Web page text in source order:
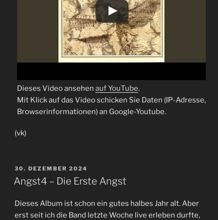
Dieses Video ansehen auf YouTube.
Mit Klick auf das Video schicken Sie Daten (IP-Adresse,
Browserinformationen) an Google-Youtube.
(vk)
VERÖFFENTLICHT
AM
30. DEZEMBER 2024
Angst4 – Die Erste Angst
Dieses Album ist schon ein gutes halbes Jahr alt. Aber
erst seit ich die Band letzte Woche live erleben durfte,